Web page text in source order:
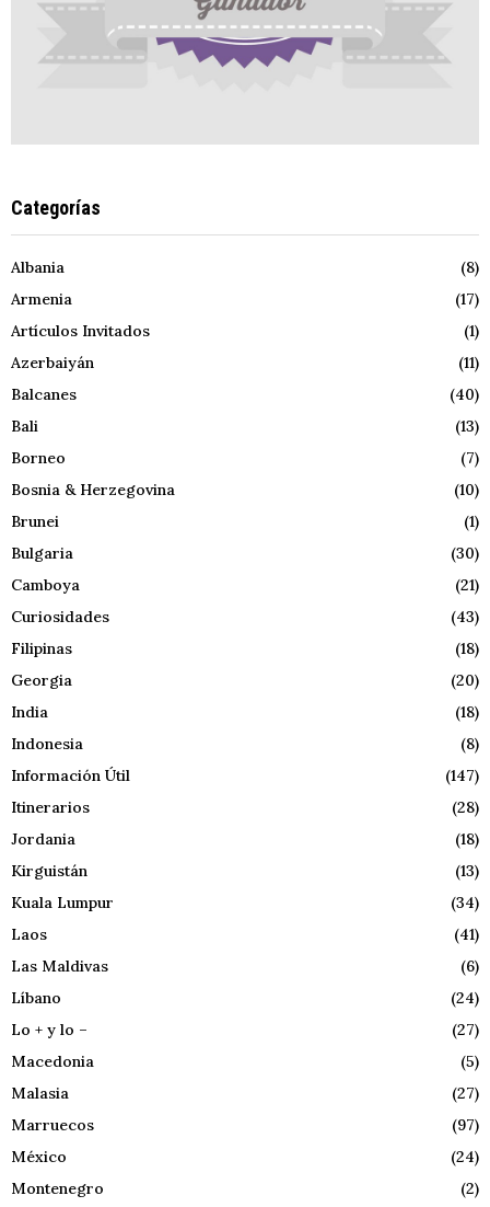
Categorías
Albania
(8)
Armenia
(17)
Artículos Invitados
(1)
Azerbaiyán
(11)
Balcanes
(40)
Bali
(13)
Borneo
(7)
Bosnia & Herzegovina
(10)
Brunei
(1)
Bulgaria
(30)
Camboya
(21)
Curiosidades
(43)
Filipinas
(18)
Georgia
(20)
India
(18)
Indonesia
(8)
Información Útil
(147)
Itinerarios
(28)
Jordania
(18)
Kirguistán
(13)
Kuala Lumpur
(34)
Laos
(41)
Las Maldivas
(6)
Líbano
(24)
Lo + y lo –
(27)
Macedonia
(5)
Malasia
(27)
Marruecos
(97)
México
(24)
Montenegro
(2)